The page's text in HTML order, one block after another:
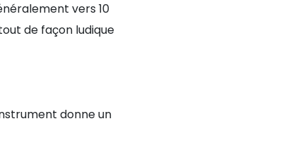
vers 10
de façon ludique
donne un